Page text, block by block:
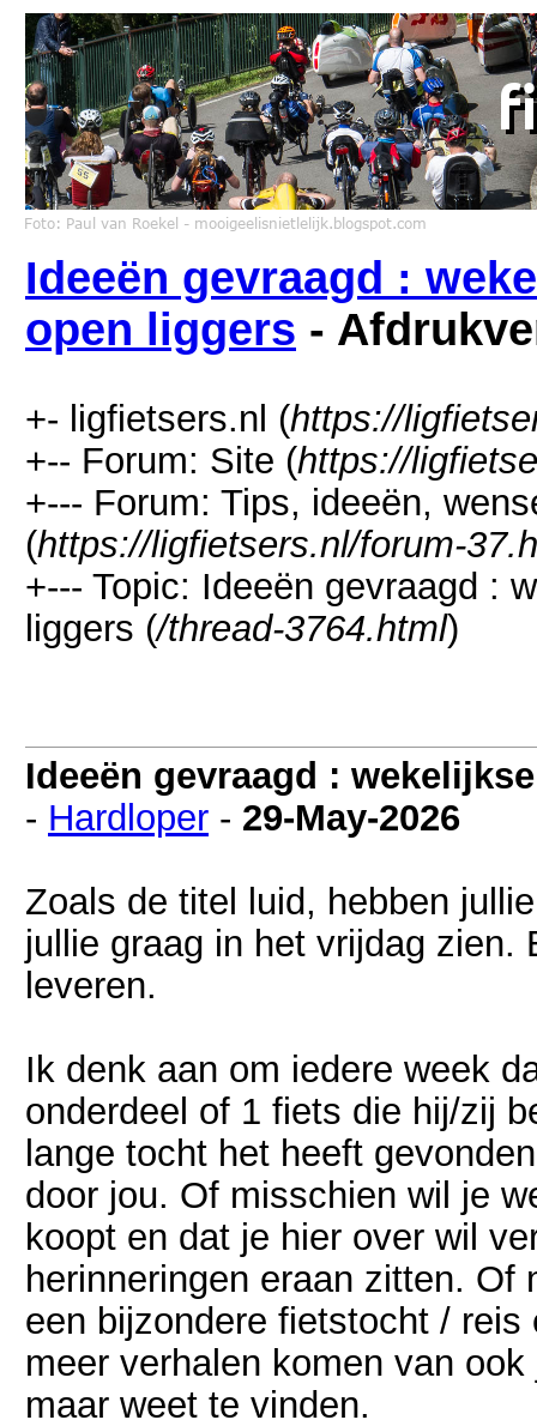
Ideeën gevraagd :
open liggers -
+- ligfietsers.nl (https://
+-- Forum: Site (https://
+--- Forum: Tips, ideeën,
(https://ligfietsers.nl/forum-
+--- Topic: Ideeën gevraagd :
liggers (/thread-3764.html)
Ideeën gevraagd :
- Hardloper - 29-May-2026
Zoals de titel luid, hebben
jullie graag in het vrijdag zien.
leveren.
Ik denk aan om iedere week
onderdeel of 1 fiets die hij/zij
lange tocht het heeft
door jou. Of misschien wil je
koopt en dat je hier over wil
herinneringen eraan zitten.
een bijzondere fietstocht /
meer verhalen komen van
maar weet te vinden.